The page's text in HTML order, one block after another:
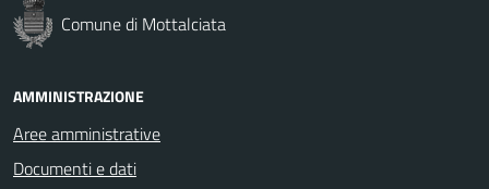
Comune di Mottalciata
AMMINISTRAZIONE
Aree amministrative
Documenti e dati